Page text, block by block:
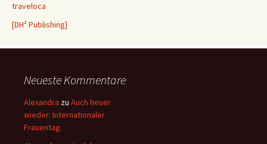
traveloca
[DH² Publishing]
Neueste Kommentare
Alexandra zu Auch heuer
wieder: Internationaler
Frauentag.